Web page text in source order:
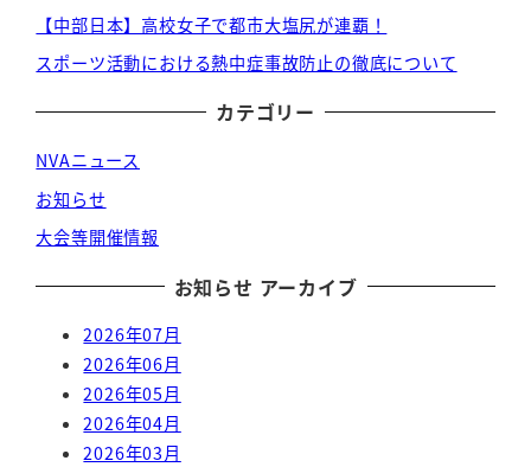
【中部日本】高校女子で都市大塩尻が連覇！
スポーツ活動における熱中症事故防止の徹底について
カテゴリー
NVAニュース
お知らせ
大会等開催情報
お知らせ アーカイブ
2026年07月
2026年06月
2026年05月
2026年04月
2026年03月